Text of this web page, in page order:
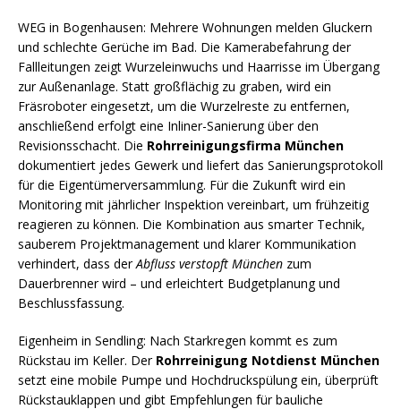
WEG in Bogenhausen: Mehrere Wohnungen melden Gluckern
und schlechte Gerüche im Bad. Die Kamerabefahrung der
Fallleitungen zeigt Wurzeleinwuchs und Haarrisse im Übergang
zur Außenanlage. Statt großflächig zu graben, wird ein
Fräsroboter eingesetzt, um die Wurzelreste zu entfernen,
anschließend erfolgt eine Inliner-Sanierung über den
Revisionsschacht. Die Rohrreinigungsfirma München
dokumentiert jedes Gewerk und liefert das Sanierungsprotokoll
für die Eigentümerversammlung. Für die Zukunft wird ein
Monitoring mit jährlicher Inspektion vereinbart, um frühzeitig
reagieren zu können. Die Kombination aus smarter Technik,
sauberem Projektmanagement und klarer Kommunikation
verhindert, dass derAbfluss verstopft München zum
Dauerbrenner wird – und erleichtert Budgetplanung und
Beschlussfassung.
Eigenheim in Sendling: Nach Starkregen kommt es zum
Rückstau im Keller. Der Rohrreinigung Notdienst München
setzt eine mobile Pumpe und Hochdruckspülung ein, überprüft
Rückstauklappen und gibt Empfehlungen für bauliche